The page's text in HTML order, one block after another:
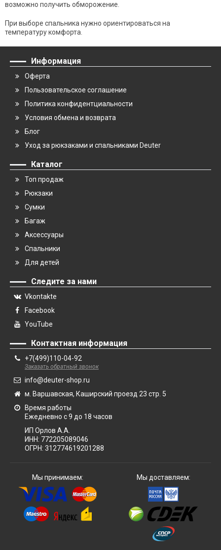
возможно получить обморожение.
При выборе спальника нужно ориентироваться на
температуру комфорта.
Информация
Оферта
Пользовательское соглашение
Политика конфидентциальности
Условия обмена и возврата
Блог
Уход за рюкзаками и спальниками Deuter
Каталог
Топ продаж
Рюкзаки
Сумки
Багаж
Аксессуары
Спальники
Для детей
Следите за нами
Vkontakte
Facebook
YouTube
Контактная информация
+7(499)110-04-92
Заказать обратный звонок
info@deuter-shop.ru
м. Варшавская, Каширский проезд 23 стр. 5
Время работы
Ежедневно с 9 до 18 часов
ИП Орлов А.А.
ИНН: 772205089046
ОГРН: 312774619201288
Мы принимаем: Мы доставляем: